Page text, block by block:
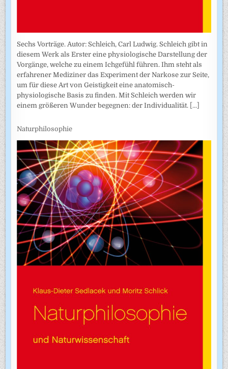
Sechs Vorträge. Autor: Schleich, Carl Ludwig. Schleich gibt in
diesem Werk als Erster eine physiologische Darstellung der
Vorgänge, welche zu einem Ichgefühl führen. Ihm steht als
erfahrener Mediziner das Experiment der Narkose zur Seite,
um für diese Art von Geistigkeit eine anatomisch-
physiologische Basis zu finden. Mit Schleich werden wir
einem größeren Wunder begegnen: der Individualität. [...]
Naturphilosophie